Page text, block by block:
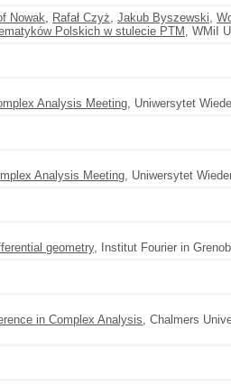
Nowak, Rafał Czyż, Jakub Byszewski,
Polskich w stulecie PTM , WMiI
Analysis Meeting, Uniwersytet
Analysis Meeting, Uniwersytet
geometry, Institut Fourier in
in Complex Analysis, Chalmers